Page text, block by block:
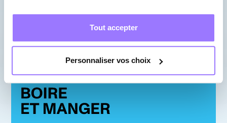
Tout accepter
Personnaliser vos choix